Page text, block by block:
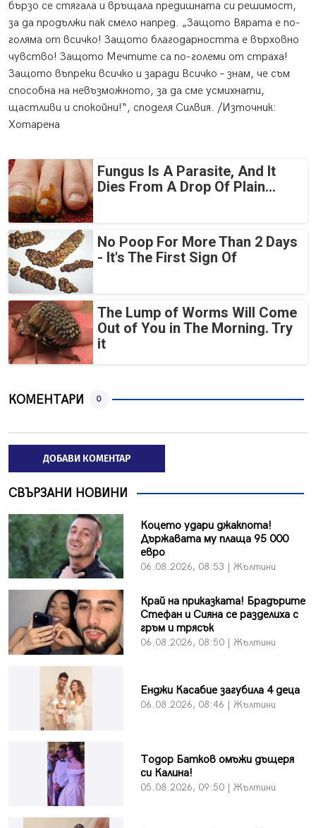
бързо се стягала и връщала предишната си решимост,
за да продължи пак смело напред. „Защото Вярата е по-
голяма от всичко! Защото благодарността е върховно
чувство! Защото Мечтите са по-големи от страха!
Защото въпреки всичко и заради Всичко – знам, че съм
способна на невъзможното, за да сме усмихнати,
щастливи и спокойни!“, споделя Силвия. /Източник:
Хотарена
Fungus Is A Parasite, And It
Dies From A Drop Of Plain...
No Poop For More Than 2 Days
- It's The First Sign Of
The Lump of Worms Will Come
Out of You in The Morning. Try
it
КОМЕНТАРИ 0
ДОБАВИ КОМЕНТАР
СВЪРЗАНИ НОВИНИ
Коцето удари джакпота!
Държавата му плаща 95 000
евро
06.08.2026, 08:53 | Жълтини
Край на приказката! Брадърите
Стефан и Сияна се разделиха с
гръм и трясък
06.08.2026, 08:50 | Жълтини
Енджи Касабие загубила 4 деца
06.08.2026, 08:46 | Жълтини
Тодор Батков омъжи дъщеря
си Калина!
05.08.2026, 09:50 | Жълтини